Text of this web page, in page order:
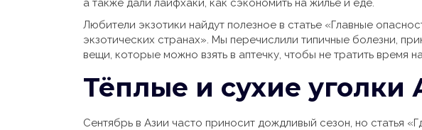
а также дали лайфхаки, как сэкономить на жилье и еде.
Любители экзотики найдут полезное в статье «Главные
экзотических странах». Мы перечислили типичные болезни,
вещи, которые можно взять в аптечку, чтобы не тратить время
Тёплые и сухие уголки
Сентябрь в Азии часто приносит дождливый сезон, но статья